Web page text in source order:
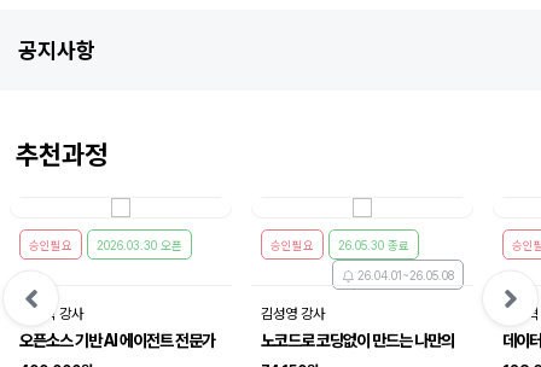
공지사항
추천과정
승인필요 2026.03.30 오픈
안대혁 강사
오픈소스 기반 AI 에이전트 전문가
승인필요 26.05.30 종료
26.04.01~26.05.08
김성영 강사
노코드로 코딩없이 만드는 나만의
승인
배종
데이